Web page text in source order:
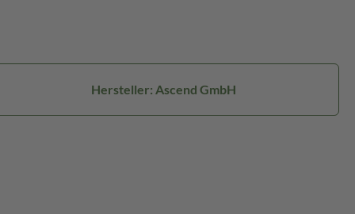
Hersteller: Ascend GmbH